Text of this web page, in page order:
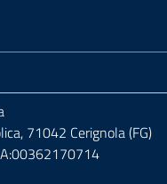
71042 Cerignola (FG)